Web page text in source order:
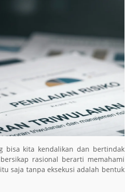
bisa kita kendalikan dan bertindak
rasional berarti memahami
saja tanpa eksekusi adalah bentuk